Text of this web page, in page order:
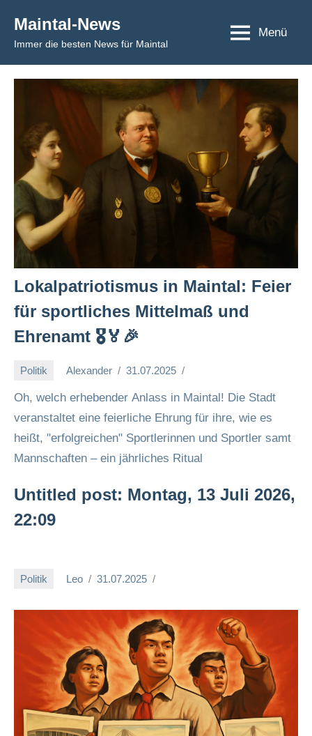
content
Maintal-News
Immer die besten News für Maintal
Menü
Lokalpatriotismus in Maintal: Feier
für sportliches Mittelmaß und
Ehrenamt 🎖️🏅🎉
Politik Alexander 31.07.2025
Oh, welch erhebender Anlass in Maintal! Die Stadt
veranstaltet eine feierliche Ehrung für ihre, wie es
heißt, "erfolgreichen" Sportlerinnen und Sportler samt
Mannschaften – ein jährliches Ritual
Untitled post: Montag, 13 Juli 2026,
22:09
Politik Leo 31.07.2025